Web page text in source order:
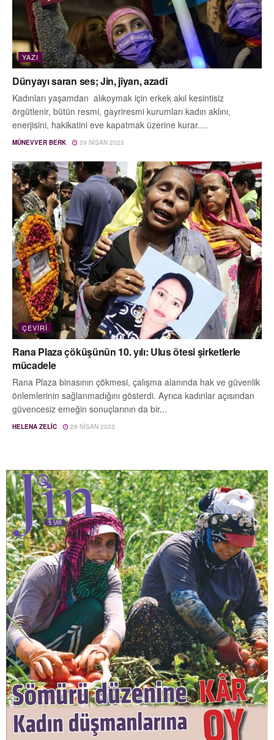
YAZI
Dünyayı saran ses; Jin, jîyan, azadî
Kadınları yaşamdan alıkoymak için erkek akıl kesintisiz
örgütlenir, bütün resmi, gayriresmi kurumları kadın aklını,
enerjisini, hakikatini eve kapatmak üzerine kurar....
MÜNEVVER BERK 29 NISAN 2023
ÇEVIRI
Rana Plaza çöküşünün 10. yılı: Ulus ötesi şirketlerle
mücadele
Rana Plaza binasının çökmesi, çalışma alanında hak ve güvenlik
önlemlerinin sağlanmadığını gösterdi. Ayrıca kadınlar açısından
güvencesiz emeğin sonuçlarının da bir...
HELENA ZELIC 29 NISAN 2023